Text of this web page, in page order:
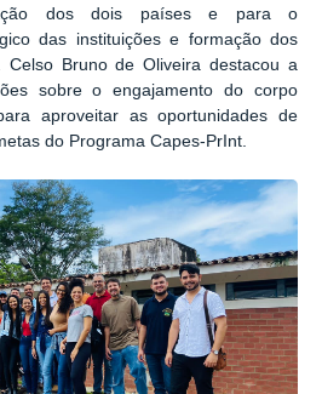
dos dois países e para o
das instituições e formação dos
Celso Bruno de Oliveira destacou a
sobre o engajamento do corpo
aproveitar as oportunidades de
do Programa Capes-PrInt.